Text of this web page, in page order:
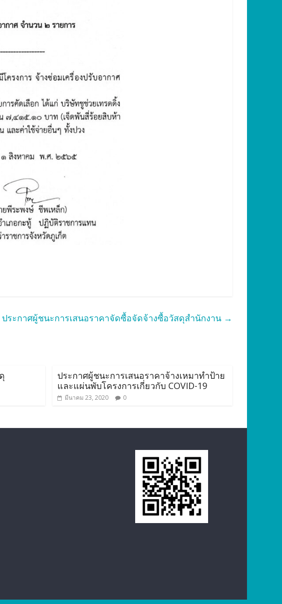
ประกาศผู้ชนะการเสนอราคาจัดซื้อจัดจ้างซื้อวัสดุสำนักงาน →
ประกาศผู้ชนะการเสนอราคาจ้างเหมาทำป้าย
และแผ่นพับโครงการเกี่ยวกับ COVID-19
มีนาคม 23, 2020 0